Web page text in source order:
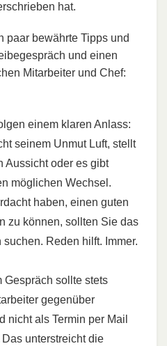
hat.
paar bewährte Tipps und
und einen
Mitarbeiter und Chef:
einem klaren Anlass:
seinem Unmut Luft, stellt
Aussicht oder es gibt
möglichen Wechsel.
haben, einen guten
zu können, sollten Sie das
Reden hilft. Immer.
Gespräch sollte stets
gegenüber
nicht als Termin per Mail
unterstreicht die